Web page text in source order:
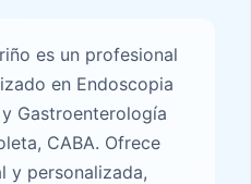
es un profesional
en Endoscopia
Gastroenterología
CABA. Ofrece
y personalizada,